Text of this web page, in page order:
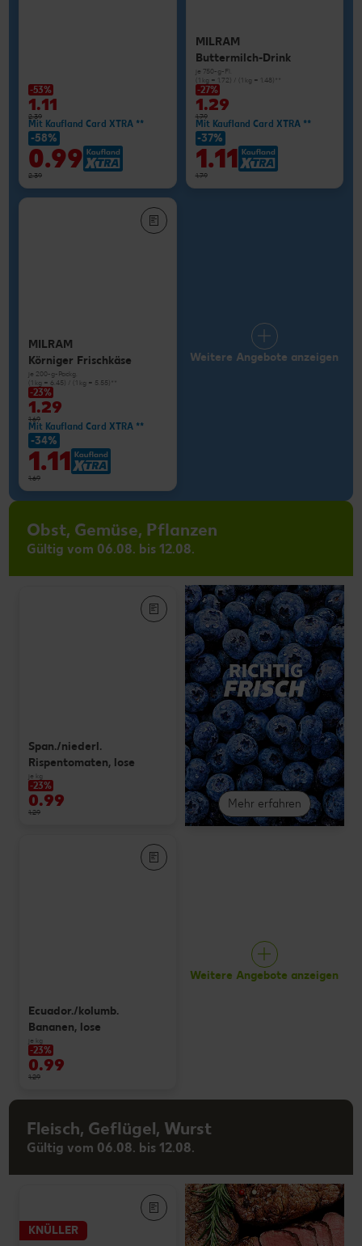
-53%
1.11
2.39
Mit Kaufland Card XTRA **
-58%
0.99
2.39
MILRAM
Buttermilch-Drink
je 750-g-Fl.
(1 kg = 1.72) / (1 kg = 1.48)**
-27%
1.29
1.79
Mit Kaufland Card XTRA **
-37%
1.11
1.79
MILRAM
Körniger Frischkäse
je 200-g-Packg.
(1 kg = 6.45) / (1 kg = 5.55)**
-23%
1.29
1.69
Mit Kaufland Card XTRA **
-34%
1.11
1.69
Weitere Angebote anzeigen
Obst, Gemüse, Pflanzen
Gültig vom 06.08. bis 12.08.
Mehr erfahren
Span./niederl.
Rispentomaten, lose
je kg
-23%
0.99
1.29
Ecuador./kolumb.
Bananen, lose
je kg
-23%
0.99
1.29
Weitere Angebote anzeigen
Fleisch, Geflügel, Wurst
Gültig vom 06.08. bis 12.08.
KNÜLLER